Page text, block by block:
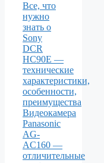
Все, что
нужно
знать о
Sony
DCR
HC90E —
технические
характеристики,
особенности,
преимущества
Видеокамера
Panasonic
AG-
AC160 —
отличительные